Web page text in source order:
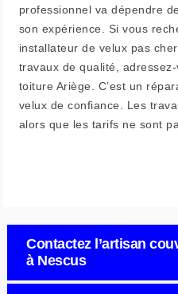
professionnel va dépendre
son expérience. Si vous
installateur de velux pas
travaux de qualité,
toiture Ariège. C’est un
velux de confiance. Les
alors que les tarifs ne sont
Contactez l’artisan
à Nescus